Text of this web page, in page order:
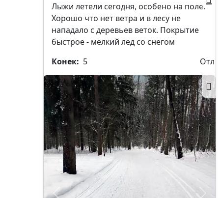
Лыжи летели сегодня, особено на поле.
Хорошо что нет ветра и в лесу не
нападало с деревьев веток. Покрытие
быстрое - мелкий лед со снегом
Конек: 5 Отл